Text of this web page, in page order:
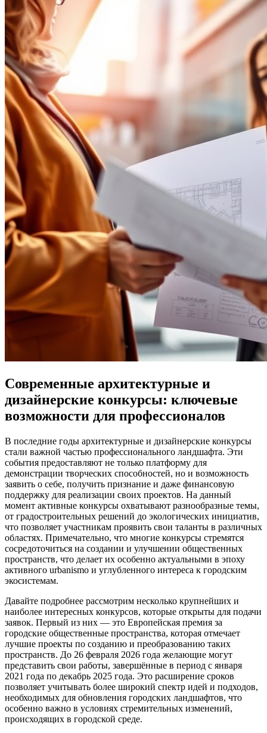
Современные архитектурные и
дизайнерские конкурсы: ключевые
возможности для профессионалов
В последние годы архитектурные и дизайнерские конкурсы
стали важной частью профессионального ландшафта. Эти
события предоставляют не только платформу для
демонстрации творческих способностей, но и возможность
заявить о себе, получить признание и даже финансовую
поддержку для реализации своих проектов. На данный
момент активные конкурсы охватывают разнообразные темы,
от градостроительных решений до экологических инициатив,
что позволяет участникам проявить свои таланты в различных
областях. Примечательно, что многие конкурсы стремятся
сосредоточиться на создании и улучшении общественных
пространств, что делает их особенно актуальными в эпоху
активного urbanismo и углубленного интереса к городским
экосистемам.
Давайте подробнее рассмотрим несколько крупнейших и
наиболее интересных конкурсов, которые открыты для подачи
заявок. Первый из них — это Европейская премия за
городские общественные пространства, которая отмечает
лучшие проекты по созданию и преобразованию таких
пространств. До 26 февраля 2026 года желающие могут
представить свои работы, завершённые в период с января
2021 года по декабрь 2025 года. Это расширение сроков
позволяет учитывать более широкий спектр идей и подходов,
необходимых для обновления городских ландшафтов, что
особенно важно в условиях стремительных изменений,
происходящих в городской среде.